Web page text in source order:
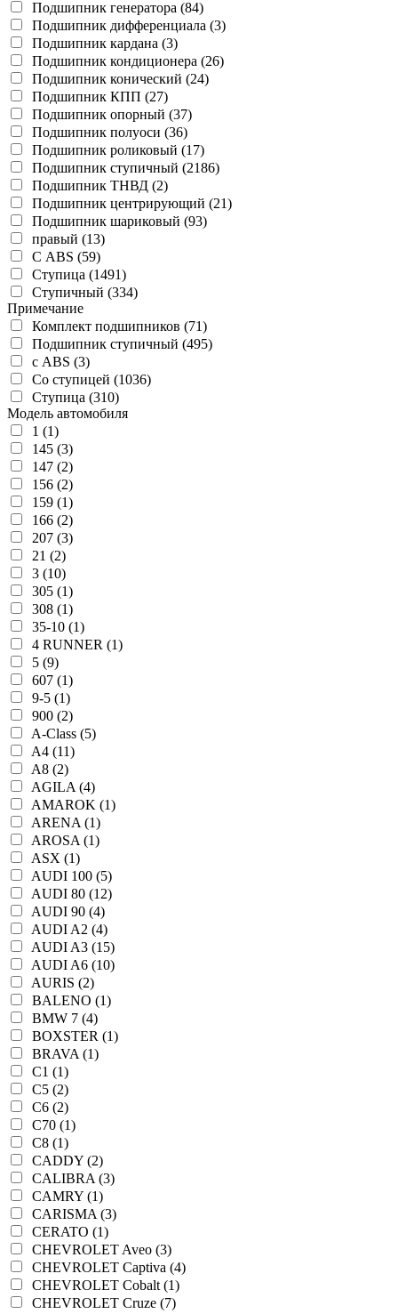
Подшипник генератора (84)
Подшипник дифференциала (3)
Подшипник кардана (3)
Подшипник кондиционера (26)
Подшипник конический (24)
Подшипник КПП (27)
Подшипник опорный (37)
Подшипник полуоси (36)
Подшипник роликовый (17)
Подшипник ступичный (2186)
Подшипник ТНВД (2)
Подшипник центрирующий (21)
Подшипник шариковый (93)
правый (13)
С ABS (59)
Ступица (1491)
Ступичный (334)
Примечание
Комплект подшипников (71)
Подшипник ступичный (495)
с ABS (3)
Со ступицей (1036)
Ступица (310)
Модель автомобиля
1 (1)
145 (3)
147 (2)
156 (2)
159 (1)
166 (2)
207 (3)
21 (2)
3 (10)
305 (1)
308 (1)
35-10 (1)
4 RUNNER (1)
5 (9)
607 (1)
9-5 (1)
900 (2)
A-Class (5)
A4 (11)
A8 (2)
AGILA (4)
AMAROK (1)
ARENA (1)
AROSA (1)
ASX (1)
AUDI 100 (5)
AUDI 80 (12)
AUDI 90 (4)
AUDI A2 (4)
AUDI A3 (15)
AUDI A6 (10)
AURIS (2)
BALENO (1)
BMW 7 (4)
BOXSTER (1)
BRAVA (1)
C1 (1)
C5 (2)
C6 (2)
C70 (1)
C8 (1)
CADDY (2)
CALIBRA (3)
CAMRY (1)
CARISMA (3)
CERATO (1)
CHEVROLET Aveo (3)
CHEVROLET Captiva (4)
CHEVROLET Cobalt (1)
CHEVROLET Cruze (7)